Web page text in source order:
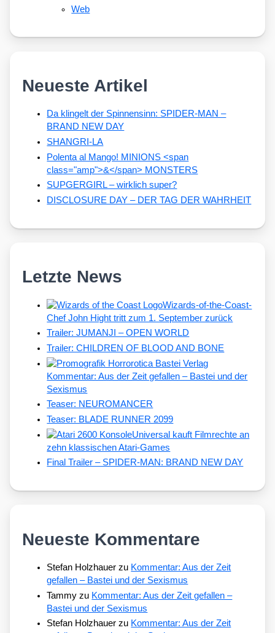
Web
Neueste Artikel
Da klingelt der Spinnensinn: SPIDER-MAN –
BRAND NEW DAY
SHANGRI-LA
Polenta al Mango! MINIONS <span
class="amp">&</span> MONSTERS
SUPGERGIRL – wirklich super?
DISCLOSURE DAY – DER TAG DER WAHRHEIT
Letzte News
Wizards-of-the-Coast-
Chef John Hight tritt zum 1. September zurück
Trailer: JUMANJI – OPEN WORLD
Trailer: CHILDREN OF BLOOD AND BONE
Kommentar: Aus der Zeit gefallen – Bastei und der
Sexismus
Teaser: NEUROMANCER
Teaser: BLADE RUNNER 2099
Universal kauft Filmrechte an
zehn klassischen Atari-Games
Final Trailer – SPIDER-MAN: BRAND NEW DAY
Neueste Kommentare
Stefan Holzhauer zu Kommentar: Aus der Zeit
gefallen – Bastei und der Sexismus
Tammy zu Kommentar: Aus der Zeit gefallen –
Bastei und der Sexismus
Stefan Holzhauer zu Kommentar: Aus der Zeit